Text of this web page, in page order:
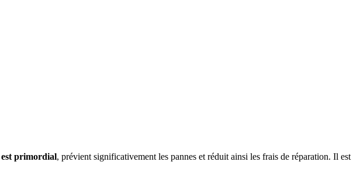
primordial, prévient significativement les pannes et réduit ainsi les frais de réparation. Il est